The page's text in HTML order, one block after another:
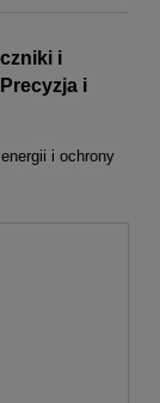
i
i
i ochrony